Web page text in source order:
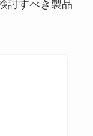
討すべき製品